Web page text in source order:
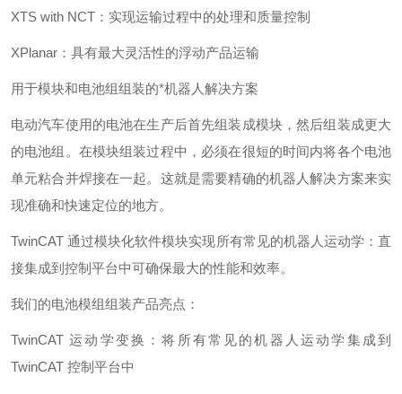
XTS with NCT：实现运输过程中的处理和质量控制
XPlanar：具有最大灵活性的浮动产品运输
用于模块和电池组组装的*机器人解决方案
电动汽车使用的电池在生产后首先组装成模块，然后组装成更大
的电池组。在模块组装过程中，必须在很短的时间内将各个电池
单元粘合并焊接在一起。这就是需要精确的机器人解决方案来实
现准确和快速定位的地方。
TwinCAT 通过模块化软件模块实现所有常见的机器人运动学：直
接集成到控制平台中可确保最大的性能和效率。
我们的电池模组组装产品亮点：
TwinCAT 运动学变换：将所有常见的机器人运动学集成到
TwinCAT 控制平台中